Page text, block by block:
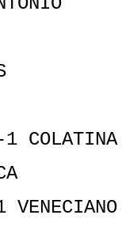
1 COLATINA
VENECIANO